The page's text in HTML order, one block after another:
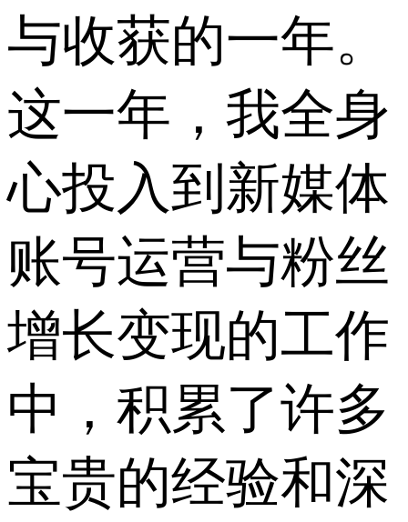
与收获的一年。
这一年，我全身
心投入到新媒体
账号运营与粉丝
增长变现的工作
中，积累了许多
宝贵的经验和深